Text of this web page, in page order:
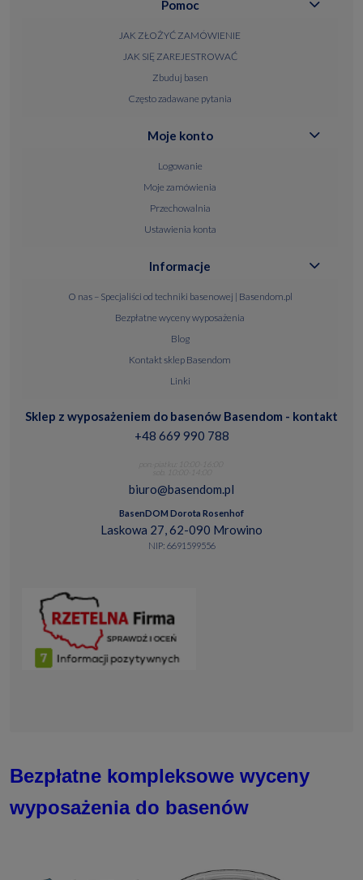
Pomoc
JAK ZŁOŻYĆ ZAMÓWIENIE
JAK SIĘ ZAREJESTROWAĆ
Zbuduj basen
Często zadawane pytania
Moje konto
Logowanie
Moje zamówienia
Przechowalnia
Ustawienia konta
Informacje
O nas – Specjaliści od techniki basenowej | Basendom.pl
Bezpłatne wyceny wyposażenia
Blog
Kontakt sklep Basendom
Linki
Sklep z wyposażeniem do basenów Basendom - kontakt
+48 669 990 788
biuro@basendom.pl
BasenDOM Dorota Rosenhof
Laskowa 27, 62-090 Mrowino
NIP: 6691599556
Bezpłatne kompleksowe wyceny
wyposażenia do basenów